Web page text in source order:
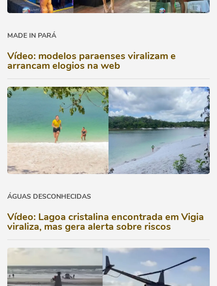
MADE IN PARÁ
Vídeo: modelos paraenses viralizam e
arrancam elogios na web
ÁGUAS DESCONHECIDAS
Vídeo: Lagoa cristalina encontrada em Vigia
viraliza, mas gera alerta sobre riscos